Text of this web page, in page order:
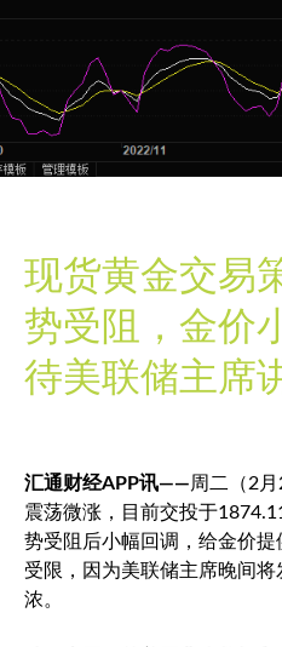
现货黄金交易
势受阻，金价
待美联储主席
汇通财经APP讯——周二（2月
震荡微涨，目前交投于
势受阻后小幅回调，给金价
受限，因为美联储主席晚间
浓。